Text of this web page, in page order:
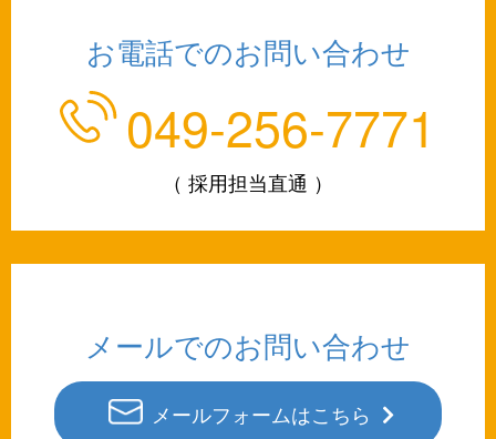
お電話でのお問い合わせ
049-256-7771
（ 採用担当直通 ）
メールでのお問い合わせ
メールフォームはこちら